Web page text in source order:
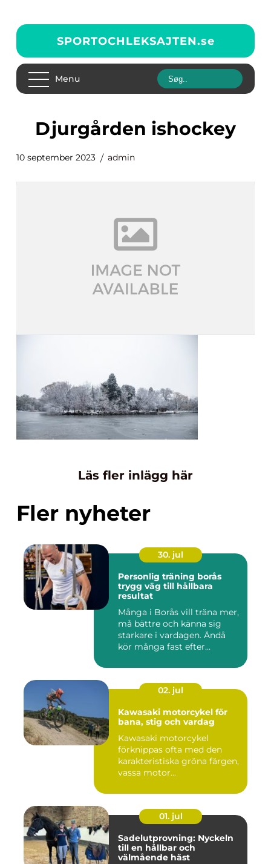
SPORTOCHLEKSAJTEN.se
Menu
djurgården ishockey
10 september 2023 admin
Läs fler inlägg här
Fler nyheter
30. jul
Personlig träning borås
trygg väg till hållbara
resultat
Många i Borås vill träna mer,
må bättre och känna sig
starkare i vardagen. Ändå
kör många fast efter...
02. jul
Kawasaki motorcykel för
bana, stig och vardag
Kawasaki motorcykel
förknippas ofta med den
karakteristiska gröna färgen,
vassa motor...
01. jul
Sadelutprovning: Nyckeln
till en hållbar och
välmående häst